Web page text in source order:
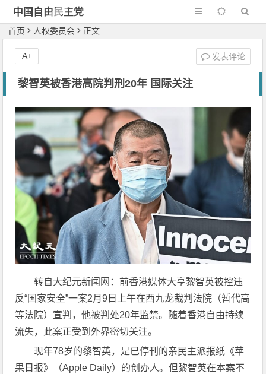
中国自由民主党
首页 人权委员会 正文
黎智英被香港高院判刑20年 国际关注
转自大纪元新闻网：前香港媒体大亨黎智英被控违
反“国家安全”一案2月9日上午在西九龙裁判法院（暂代高
等法院）宣判，他被判处20年监禁。随着香港自由持续
流失，此案正受到外界密切关注。
现年78岁的黎智英，是已停刊的亲民主派报纸《苹
果日报》（Apple Daily）的创办人。但黎智英在本案不
发表评论
A+